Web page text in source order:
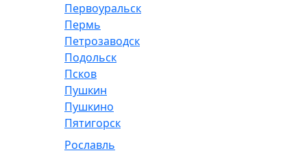
Первоуральск
Пермь
Петрозаводск
Подольск
Псков
Пушкин
Пушкино
Пятигорск
Рославль